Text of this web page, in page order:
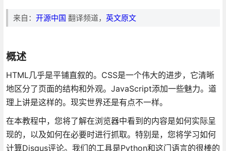
来自： 开源中国 翻译频道， 英文原文
概述
HTML几乎是平铺直叙的。CSS是一个伟大的进步，它清晰
地区分了页面的结构和外观。JavaScript添加一些魅力。道
理上讲是这样的。现实世界还是有点不一样。
在本教程中，您将了解在浏览器中看到的内容是如何实际呈
现的，以及如何在必要时进行抓取。特别是，您将学习如何
计算Disqus评论。我们的工具是Python和这门语言的很棒的